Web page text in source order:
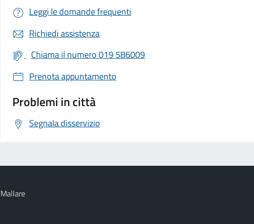
Leggi le domande frequenti
Richiedi assistenza
Chiama il numero 019 586009
Prenota appuntamento
Problemi in città
Segnala disservizio